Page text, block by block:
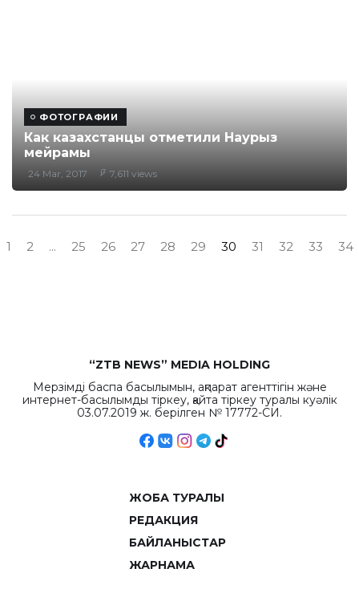
ФОТОГРАФИИ
Как казахстанцы отметили Наурыз
мейрамы
24 Mar, 2017 7,611 views
1 2 ... 25 26 27 28 29 30 31 32 33 34
“ZTB NEWS” MEDIA HOLDING
Мерзімді баспа басылымын, ақпарат агенттігін және
интернет-басылымды тіркеу, қайта тіркеу туралы куәлік
03.07.2019 ж. берілген № 17772-СИ.
ЖОБА ТУРАЛЫ
РЕДАКЦИЯ
БАЙЛАНЫСТАР
ЖАРНАМА